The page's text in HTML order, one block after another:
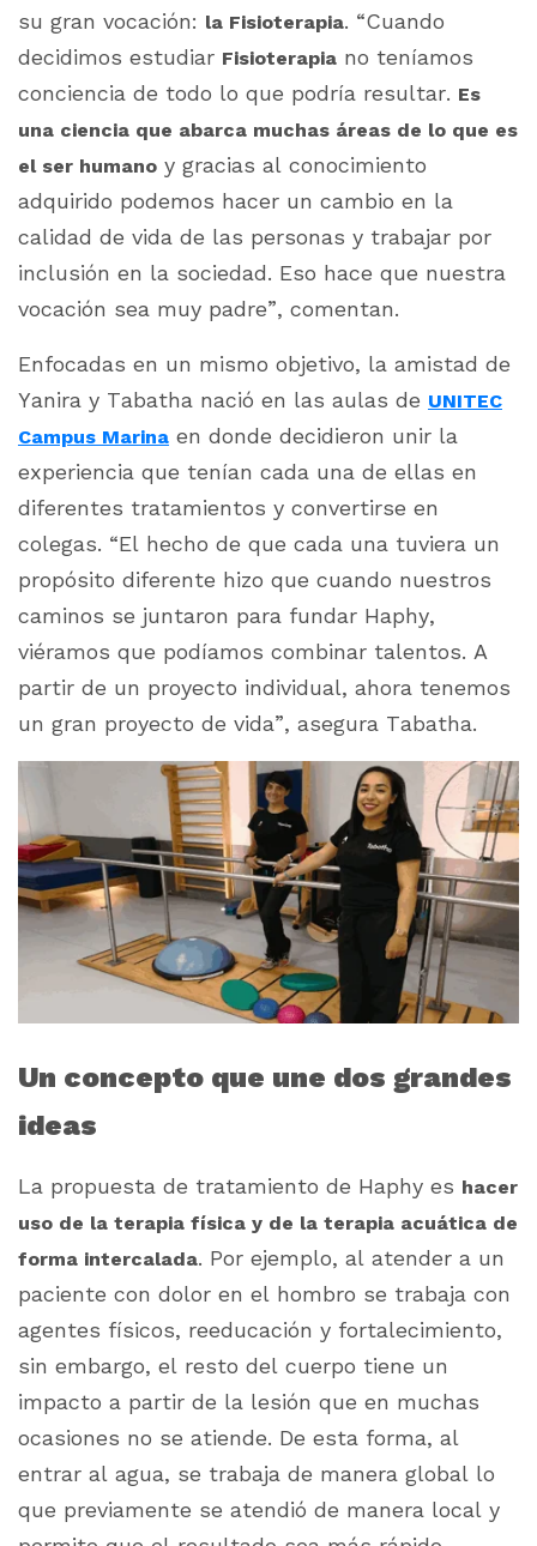
su gran vocación: la Fisioterapia. “Cuando
decidimos estudiar Fisioterapia no teníamos
conciencia de todo lo que podría resultar. Es
una ciencia que abarca muchas áreas de lo que es
el ser humano y gracias al conocimiento
adquirido podemos hacer un cambio en la
calidad de vida de las personas y trabajar por
inclusión en la sociedad. Eso hace que nuestra
vocación sea muy padre”, comentan.
Enfocadas en un mismo objetivo, la amistad de
Yanira y Tabatha nació en las aulas de UNITEC
Campus Marina en donde decidieron unir la
experiencia que tenían cada una de ellas en
diferentes tratamientos y convertirse en
colegas. “El hecho de que cada una tuviera un
propósito diferente hizo que cuando nuestros
caminos se juntaron para fundar Haphy,
viéramos que podíamos combinar talentos. A
partir de un proyecto individual, ahora tenemos
un gran proyecto de vida”, asegura Tabatha.
Un concepto que une dos grandes
ideas
La propuesta de tratamiento de Haphy es hacer
uso de la terapia física y de la terapia acuática de
forma intercalada. Por ejemplo, al atender a un
paciente con dolor en el hombro se trabaja con
agentes físicos, reeducación y fortalecimiento,
sin embargo, el resto del cuerpo tiene un
impacto a partir de la lesión que en muchas
ocasiones no se atiende. De esta forma, al
entrar al agua, se trabaja de manera global lo
que previamente se atendió de manera local y